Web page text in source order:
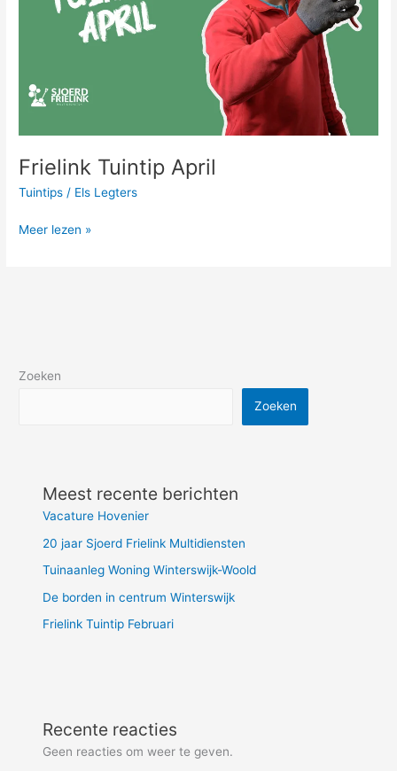
Frielink Tuintip April
Tuintips / Els Legters
Meer lezen »
Zoeken
Zoeken
Meest recente berichten
Vacature Hovenier
20 jaar Sjoerd Frielink Multidiensten
Tuinaanleg Woning Winterswijk-Woold
De borden in centrum Winterswijk
Frielink Tuintip Februari
Recente reacties
Geen reacties om weer te geven.